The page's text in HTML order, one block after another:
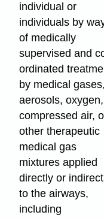
individual or
individuals by
of medically
supervised and
ordinated
by medical gases,
aerosols, oxygen,
compressed air,
other therapeutic
medical gas
mixtures applied
directly or
to the airways,
including